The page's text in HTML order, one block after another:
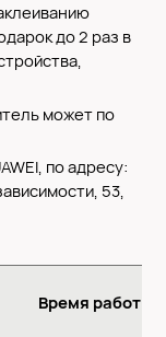
до 2 раз в
может по
по адресу:
53,
Время работы